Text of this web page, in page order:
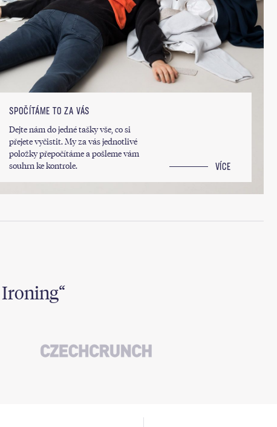
SPOČÍTÁME TO ZA VÁS
Dejte nám do jedné tašky vše, co si
přejete vyčistit. My za vás jednotlivé
položky přepočítáme a pošleme vám
souhrn ke kontrole.
VÍCE
Ironing